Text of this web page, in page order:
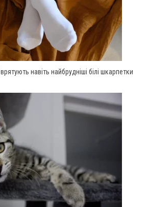
навіть найбрудніші білі шкарпетки